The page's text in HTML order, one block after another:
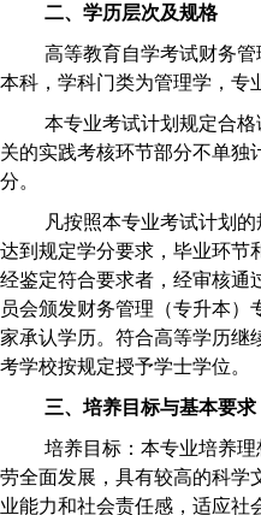
二、 学历层次及规格
高等教育自学考试财务管
本科 ，学科门类为管理学， 专
本专业考试计划规定合
关的实践考核环节部分不单独
分。
凡按照本专业考试计划
达到规定学分要求，毕业环节
经鉴定符合要求者，经审核通
员会颁发财务管理 （专升本）
家承认学历。符合高等学历继
考学校按规定授予学士学位。
三、培养目标与基本要求
培养目标：本专业培养理
劳全面发展，具有较高的科学
业能力和社会责任感，适应社